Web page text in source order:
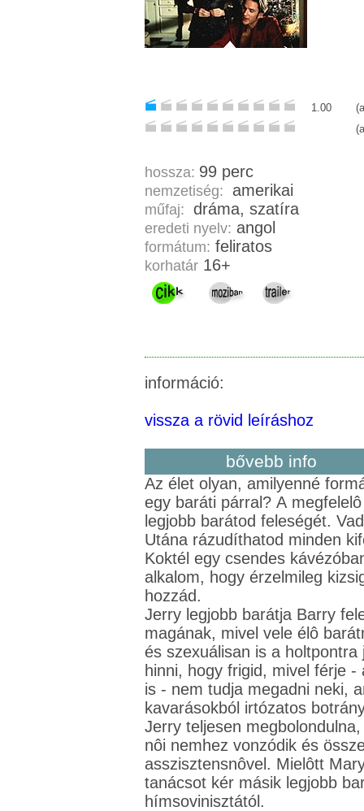
1.00
hossza: 99 perc
nemzetiség: amerikai
műfaj: dráma, szatíra
eredeti nyelv: angol
formátum: feliratos
korhatár 16+
információ:
vissza a rövid leíráshoz
bővebb info
Az élet olyan, amilyenné
egy baráti párral? A
legjobb barátod feleségét.
Utána rázudíthatod minden
Koktél egy csendes
alkalom, hogy érzelmileg
hozzád.
Jerry legjobb barátja Barry
magának, mivel vele élô
és szexuálisan is a
hinni, hogy frigid, mivel férje
is - nem tudja megadni neki,
kavarásokból irtózatos
Jerry teljesen
nôi nemhez vonzódik és
asszisztensnôvel. Mielôtt
tanácsot kér másik legjobb
hímsovinisztától.